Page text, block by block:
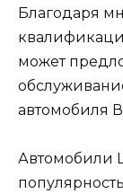
Благодаря
может
автомобиля
Автомобили